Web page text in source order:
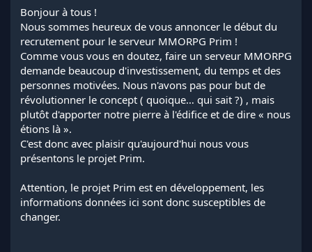
Bonjour à tous !
Nous sommes heureux de vous annoncer le début du
recrutement pour le serveur MMORPG Prim !
Comme vous vous en doutez, faire un serveur MMORPG
demande beaucoup d'investissement, du temps et des
personnes motivées. Nous n'avons pas pour but de
révolutionner le concept ( quoique… qui sait ?) , mais
plutôt d'apporter notre pierre à l'édifice et de dire « nous
étions là ».
C'est donc avec plaisir qu'aujourd'hui nous vous
présentons le projet Prim.
Attention, le projet Prim est en développement, les
informations données ici sont donc susceptibles de
changer.